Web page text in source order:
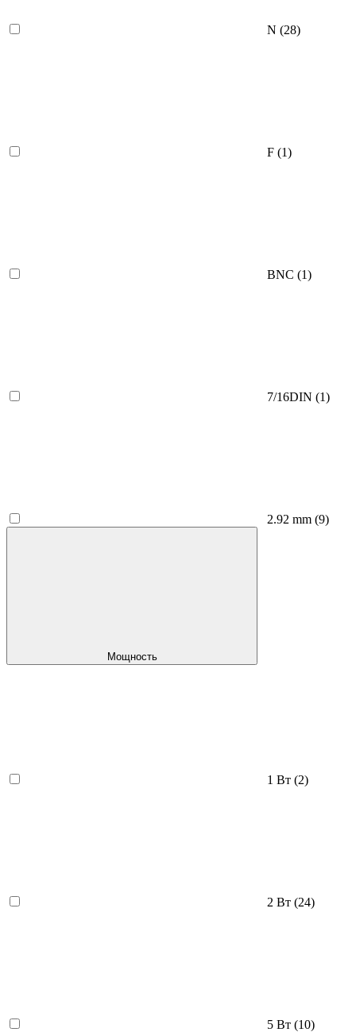
N (28)
F (1)
BNC (1)
7/16DIN (1)
2.92 mm (9)
Мощность
1 Вт (2)
2 Вт (24)
5 Вт (10)